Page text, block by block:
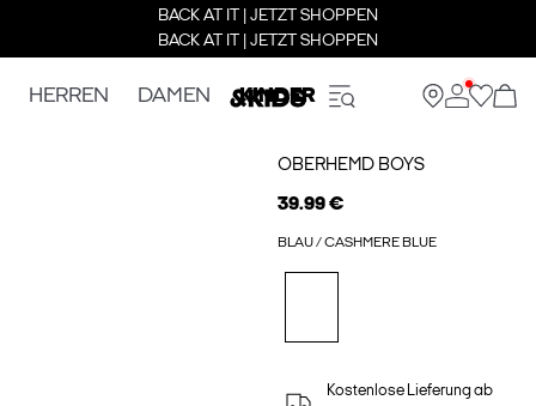
BACK AT IT | JETZT SHOPPEN
BACK AT IT | JETZT SHOPPEN
HERREN DAMEN KINDER
OBERHEMD BOYS
39.99 €
BLAU / CASHMERE BLUE
Kostenlose Lieferung ab